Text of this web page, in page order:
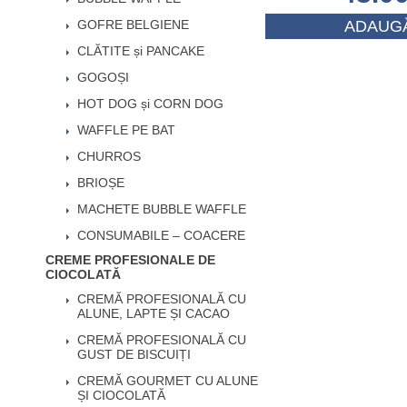
GOFRE BELGIENE
CLĂTITE și PANCAKE
GOGOȘI
HOT DOG și CORN DOG
WAFFLE PE BAT
CHURROS
BRIOȘE
MACHETE BUBBLE WAFFLE
CONSUMABILE – COACERE
CREME PROFESIONALE DE
CIOCOLATĂ
CREMĂ PROFESIONALĂ CU
ALUNE, LAPTE ȘI CACAO
CREMĂ PROFESIONALĂ CU
GUST DE BISCUIȚI
CREMĂ GOURMET CU ALUNE
ȘI CIOCOLATĂ